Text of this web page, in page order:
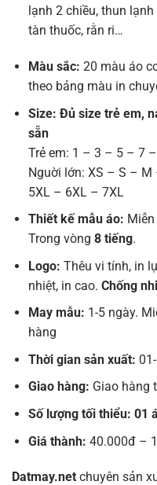
lạnh 2 chiều, thun
tàn thuốc, rằn ri…
Màu sắc: 20 màu áo
theo bảng màu in
Size: Đủ size trẻ em,
sẵn
Trẻ em: 1 – 3 – 5 – 7
Nguời lớn: XS – S –
5XL – 6XL – 7XL
Thiết kế mẫu áo:
Trong vòng 8 tiếng.
Logo: Thêu vi tính, in
nhiệt, in cao. Chống
May mẫu: 1-5 ngày.
hàng
Thời gian sản xuất:
Giao hàng: Giao hàng
Số lượng tối thiểu: 01
Giá thành: 40.000đ –
Datmay.net chuyên sản